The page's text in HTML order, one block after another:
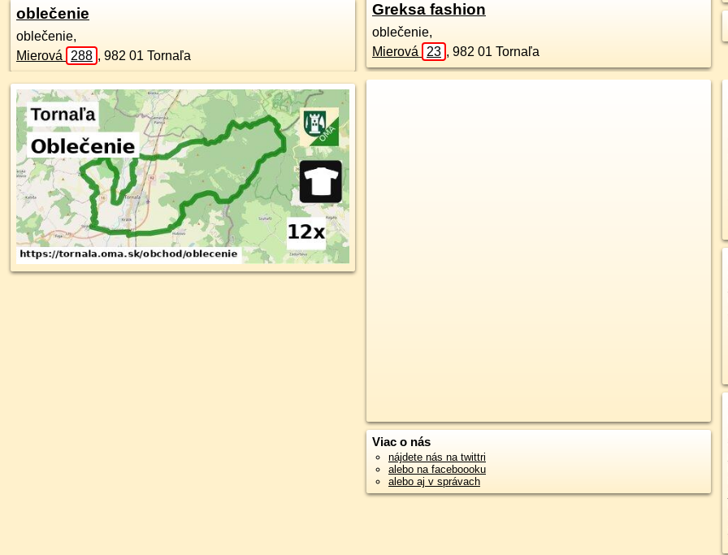
oblečenie
oblečenie,
Mierová
288 , 982 01 Tornaľa
Greksa fashion
oblečenie,
Mierová
23 , 982 01 Tornaľa
Viac o nás
nájdete nás na twittri
alebo na faceboooku
alebo aj v správach